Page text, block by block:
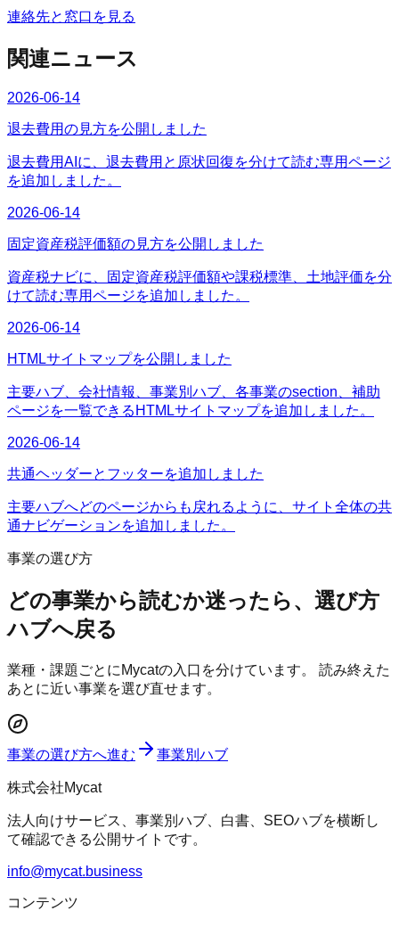
連絡先と窓口を見る
関連ニュース
2026-06-14
退去費用の見方を公開しました
退去費用AIに、退去費用と原状回復を分けて読む専用ページ
を追加しました。
2026-06-14
固定資産税評価額の見方を公開しました
資産税ナビに、固定資産税評価額や課税標準、土地評価を分
けて読む専用ページを追加しました。
2026-06-14
HTMLサイトマップを公開しました
主要ハブ、会社情報、事業別ハブ、各事業のsection、補助
ページを一覧できるHTMLサイトマップを追加しました。
2026-06-14
共通ヘッダーとフッターを追加しました
主要ハブへどのページからも戻れるように、サイト全体の共
通ナビゲーションを追加しました。
事業の選び方
どの事業から読むか迷ったら、選び方
ハブへ戻る
業種・課題ごとにMycatの入口を分けています。 読み終えた
あとに近い事業を選び直せます。
事業の選び方へ進む 事業別ハブ
株式会社Mycat
法人向けサービス、事業別ハブ、白書、SEOハブを横断し
て確認できる公開サイトです。
info@mycat.business
コンテンツ